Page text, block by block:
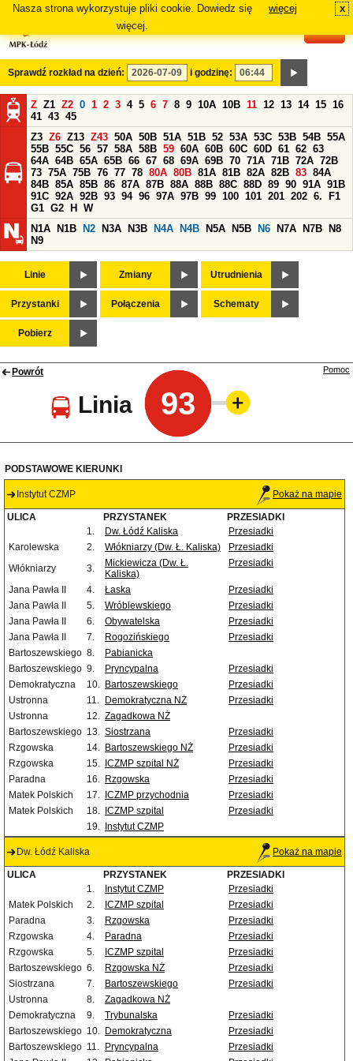
Nasza strona wykorzystuje pliki cookie. Dowiedz się
więcej.
więcej x
Sprawdź rozkład na dzień: i godzinę:
Z Z1 Z2 0 1 2 3 4 5 6 7 8 9 10A 10B 11 12 13 14 15 16
41 43 45
Z3 Z6 Z13 Z43 50A 50B 51A 51B 52 53A 53C 53B 54B 55A
55B 55C 56 57 58A 58B 59 60A 60B 60C 60D 61 62 63
64A 64B 65A 65B 66 67 68 69A 69B 70 71A 71B 72A 72B
73 75A 75B 76 77 78 80A 80B 81A 81B 82A 82B 83 84A
84B 85A 85B 86 87A 87B 88A 88B 88C 88D 89 90 91A 91B
91C 92A 92B 93 94 96 97A 97B 99 100 101 201 202 6.
F1
G1 G2 H
W
N1A
N1B N2 N3A N3B N4A N4B N5A N5B N6 N7A N7B
N8
N9
Linie Zmiany Utrudnienia
Przystanki Połączenia Schematy
Pobierz
Powrót
Linia 93
Pomoc
PODSTAWOWE KIERUNKI
Instytut CZMP Pokaż na mapie
ULICA PRZYSTANEK
PRZESIADKI
1.
Dw. Łódź Kaliska
Przesiadki
Karolewska
2. Włókniarzy (Dw. Ł. Kaliska)
Przesiadki
Włókniarzy
3.
Mickiewicza (Dw. Ł.
Kaliska)
Przesiadki
Jana Pawła II 4. Łaska
Przesiadki
Jana Pawła II
5. Wróblewskiego
Przesiadki
Jana Pawła II
6. Obywatelska
Przesiadki
Jana Pawła II
7. Rogozińskiego
Przesiadki
Bartoszewskiego 8.
Pabianicka
Bartoszewskiego 9. Pryncypalna
Przesiadki
Demokratyczna
10. Bartoszewskiego
Przesiadki
Ustronna
11. Demokratyczna NŻ
Przesiadki
Ustronna
12. Zagadkowa NŻ
Bartoszewskiego 13. Siostrzana
Przesiadki
Rzgowska
14. Bartoszewskiego NŻ
Przesiadki
Rzgowska
15. ICZMP szpital NŻ
Przesiadki
Paradna
16. Rzgowska
Przesiadki
Matek Polskich
17. ICZMP przychodnia
Przesiadki
Matek Polskich
18. ICZMP szpital
Przesiadki
19.
Instytut CZMP
Dw. Łódź Kaliska Pokaż na mapie
ULICA PRZYSTANEK
PRZESIADKI
1.
Instytut CZMP
Przesiadki
Matek Polskich
2. ICZMP szpital
Przesiadki
Paradna
3. Rzgowska
Przesiadki
Rzgowska
4. Paradna
Przesiadki
Rzgowska
5. ICZMP szpital
Przesiadki
Bartoszewskiego 6. Rzgowska NŻ
Przesiadki
Siostrzana
7. Bartoszewskiego
Przesiadki
Ustronna
8.
Zagadkowa NŻ
Demokratyczna
9. Trybunalska
Przesiadki
Bartoszewskiego 10. Demokratyczna
Przesiadki
Bartoszewskiego 11. Pryncypalna
Przesiadki